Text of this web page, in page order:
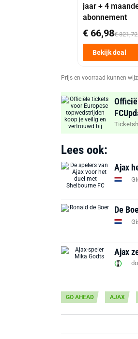
jaar + 4
abonnement
€ 66,98€ 321,72
Bekijk deal
Prijs en voorraad kunnen
Lees ook:
Ajax
De
Ajax
GO AHEAD AJAX